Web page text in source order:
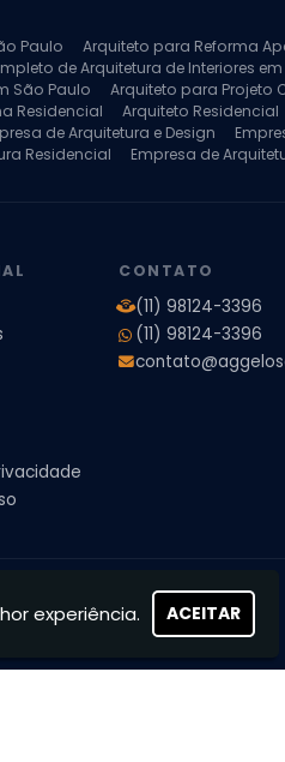
Paulo Arquiteto para Reforma
de Arquitetura de Interiores
São Paulo Arquiteto para Projeto
Residencial Arquiteto Residencial
de Arquitetura e Design
Residencial Empresa de
CONTATO
(11) 98124-3396
(11) 98124-3396
experiência. ACEITAR